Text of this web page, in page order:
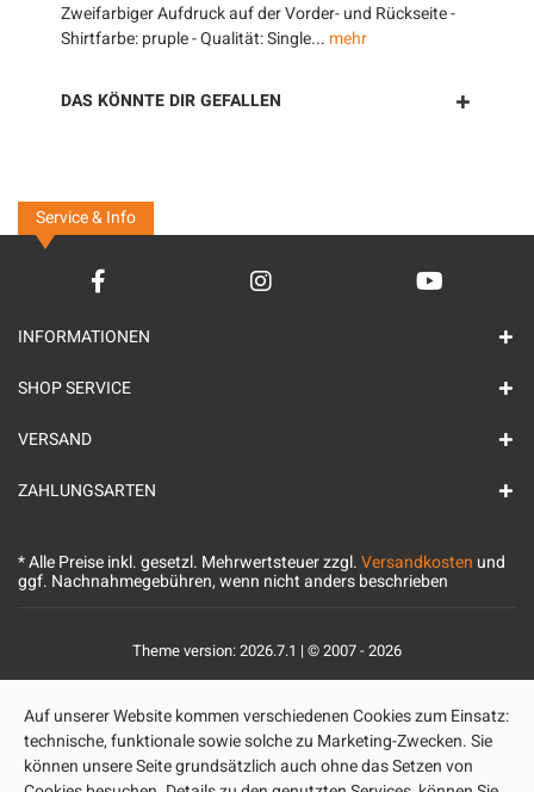
Zweifarbiger Aufdruck auf der Vorder- und Rückseite -
Shirtfarbe: pruple - Qualität: Single... mehr
DAS KÖNNTE DIR GEFALLEN
Service & Info
INFORMATIONEN
SHOP SERVICE
VERSAND
ZAHLUNGSARTEN
* Alle Preise inkl. gesetzl. Mehrwertsteuer zzgl.Versandkosten und
ggf. Nachnahmegebühren, wenn nicht anders beschrieben
Theme version: 2026.7.1 | © 2007 - 2026
Auf unserer Website kommen verschiedenen Cookies zum Einsatz:
technische, funktionale sowie solche zu Marketing-Zwecken. Sie
können unsere Seite grundsätzlich auch ohne das Setzen von